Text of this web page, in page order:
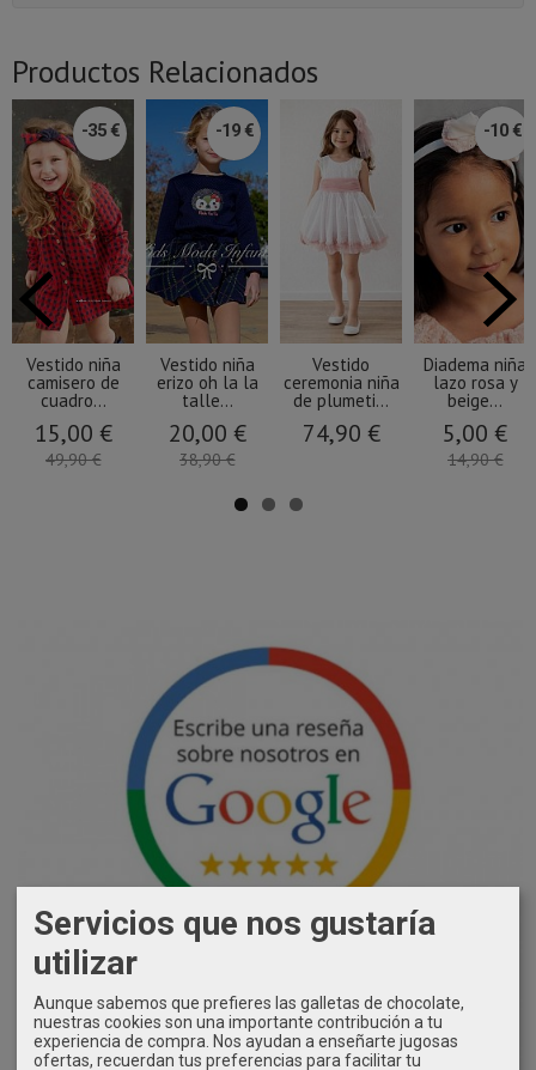
Productos Relacionados
-35 €
Vestido niña
camisero de
cuadro...
15,00 €
49,90 €
-19 €
Vestido niña
erizo oh la la
talle...
20,00 €
38,90 €
Vestido
ceremonia niña
de plumeti...
74,90 €
-10 €
Diadema niña
lazo rosa y
beige...
5,00 €
14,90 €
Servicios que nos gustaría
utilizar
Aunque sabemos que prefieres las galletas de chocolate,
nuestras cookies son una importante contribución a tu
experiencia de compra. Nos ayudan a enseñarte jugosas
ofertas, recuerdan tus preferencias para facilitar tu